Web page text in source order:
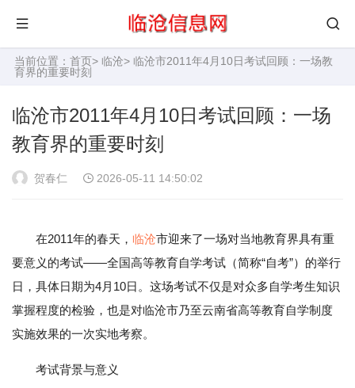
当前位置： 首页> 临沧> 临沧市2011年4月10日考试回顾：一场教
育界的重要时刻
临沧市2011年4月10日考试回顾：一场
教育界的重要时刻
贺春仁 2026-05-11 14:50:02
在2011年的春天， 临沧市迎来了一场对当地教育界具有重
要意义的考试——全国高等教育自学考试（简称“自考”）的举行
日，具体日期为4月10日。这场考试不仅是对众多自学考生知识
掌握程度的检验，也是对临沧市乃至云南省高等教育自学制度
实施效果的一次实地考察。
考试背景与意义